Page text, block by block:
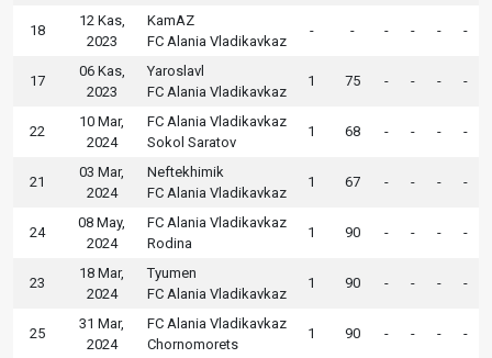
18
12 Kas,
2023
KamAZ
FC Alania Vladikavkaz
- - - - - -
17
06 Kas,
2023
Yaroslavl
FC Alania Vladikavkaz
1 75 - - - -
22
10 Mar,
2024
FC Alania Vladikavkaz
Sokol Saratov
1 68 - - - -
21
03 Mar,
2024
Neftekhimik
FC Alania Vladikavkaz
1 67 - - - -
24
08 May,
2024
FC Alania Vladikavkaz
Rodina
1 90 - - - -
23
18 Mar,
2024
Tyumen
FC Alania Vladikavkaz
1 90 - - - -
25
31 Mar,
2024
FC Alania Vladikavkaz
Chornomorets
1 90 - - - -